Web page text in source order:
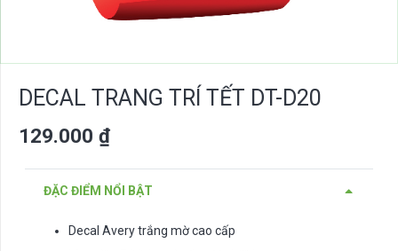
DECAL TRANG TRÍ TẾT DT-D20
129.000 ₫
ĐẶC ĐIỂM NỔI BẬT
Decal Avery trắng mờ cao cấp